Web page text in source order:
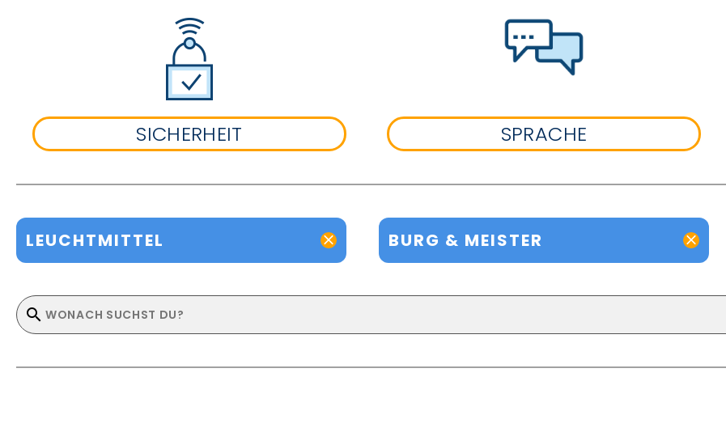
SICHERHEIT SPRACHE
LEUCHTMITTEL BURG & MEISTER